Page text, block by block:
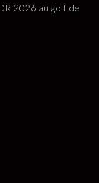
2026 au golf de